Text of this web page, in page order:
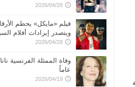
2026/04/28
فيلم «مايكل» يحطم
ويتصدر إيرادات أفلام
2026/04/28
عاماً
2026/04/19